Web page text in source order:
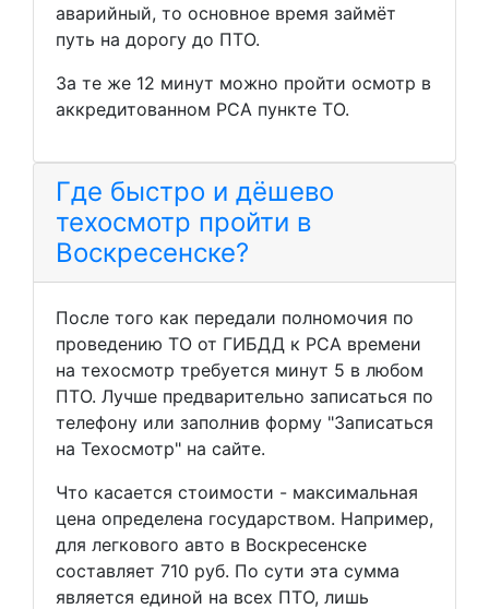
аварийный, то основное время займёт
путь на дорогу до ПТО.
За те же 12 минут можно пройти осмотр в
аккредитованном РСА пункте ТО.
Где быстро и дёшево
техосмотр пройти в
Воскресенске?
После того как передали полномочия по
проведению ТО от ГИБДД к РСА времени
на техосмотр требуется минут 5 в любом
ПТО. Лучше предварительно записаться по
телефону или заполнив форму "Записаться
на Техосмотр" на сайте.
Что касается стоимости - максимальная
цена определена государством. Например,
для легкового авто в Воскресенске
составляет 710 руб. По сути эта сумма
является единой на всех ПТО, лишь